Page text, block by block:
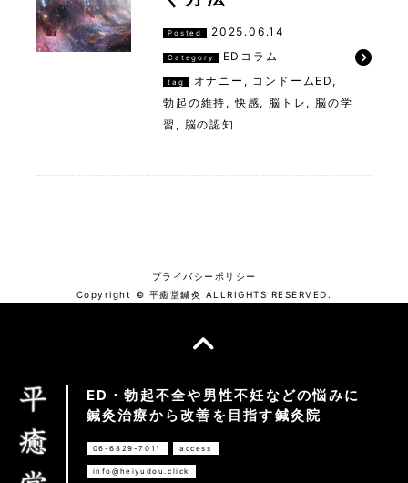
Posted 2025.06.14
Category EDコラム
tag オナニー , コンドームED ,
勃起の維持 ,快感, 脳トレ , 脳の学
習 , 脳の認知
プライバシーポリシー
Copyright © 平癒堂鍼灸 ALLRIGHTS RESERVED.
ED・勃起不全や男性不妊などの悩みに
鍼灸治療から改善を目指す鍼灸院
06-6829-7011 access
info@heiyudou.click